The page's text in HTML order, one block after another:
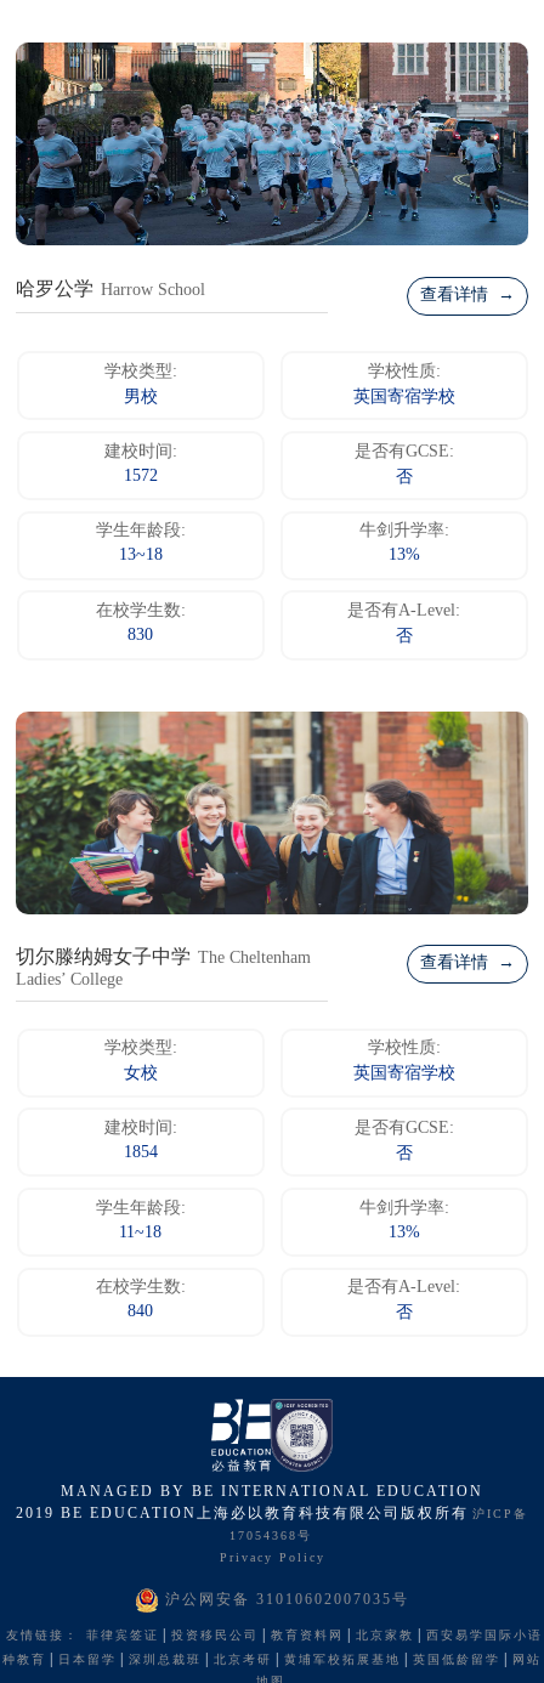
哈罗公学 Harrow School 查看详情 →
学校类型:
男校
学校性质:
英国寄宿学校
建校时间:
1572
是否有GCSE:
否
学生年龄段:
13~18
牛剑升学率:
13%
在校学生数:
830
是否有A-Level:
否
切尔滕纳姆女子中学 The Cheltenham
Ladies’ College
查看详情 →
学校类型:
女校
学校性质:
英国寄宿学校
建校时间:
1854
是否有GCSE:
否
学生年龄段:
11~18
牛剑升学率:
13%
在校学生数:
840
是否有A-Level:
否
MANAGED BY BE INTERNATIONAL EDUCATION
2019 BE EDUCATION上海必以教育科技有限公司版权所有 沪ICP备
17054368号
Privacy Policy
沪公网安备 31010602007035号
友情链接： 菲律宾签证 投资移民公司 教育资料网 北京家教
西安易学国际小语
种教育
日本留学 深圳总裁班 北京考研 黄埔军校拓展基地 英国低龄留学
网站